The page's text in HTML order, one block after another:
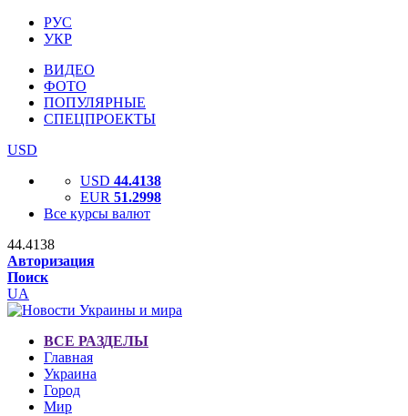
РУС
УКР
ВИДЕО
ФОТО
ПОПУЛЯРНЫЕ
СПЕЦПРОЕКТЫ
USD
USD 44.4138
EUR 51.2998
Все курсы валют
44.4138
Авторизация
Поиск
UA
ВСЕ РАЗДЕЛЫ
Главная
Украина
Город
Мир